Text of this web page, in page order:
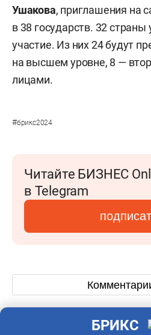
Ушакова, приглашения на
в 38 государств. 32
участие. Из них 24 будут
на высшем уровне, 8 —
лицами.
#брикс2024
Читайте БИЗНЕС
в Telegram
БРИКС